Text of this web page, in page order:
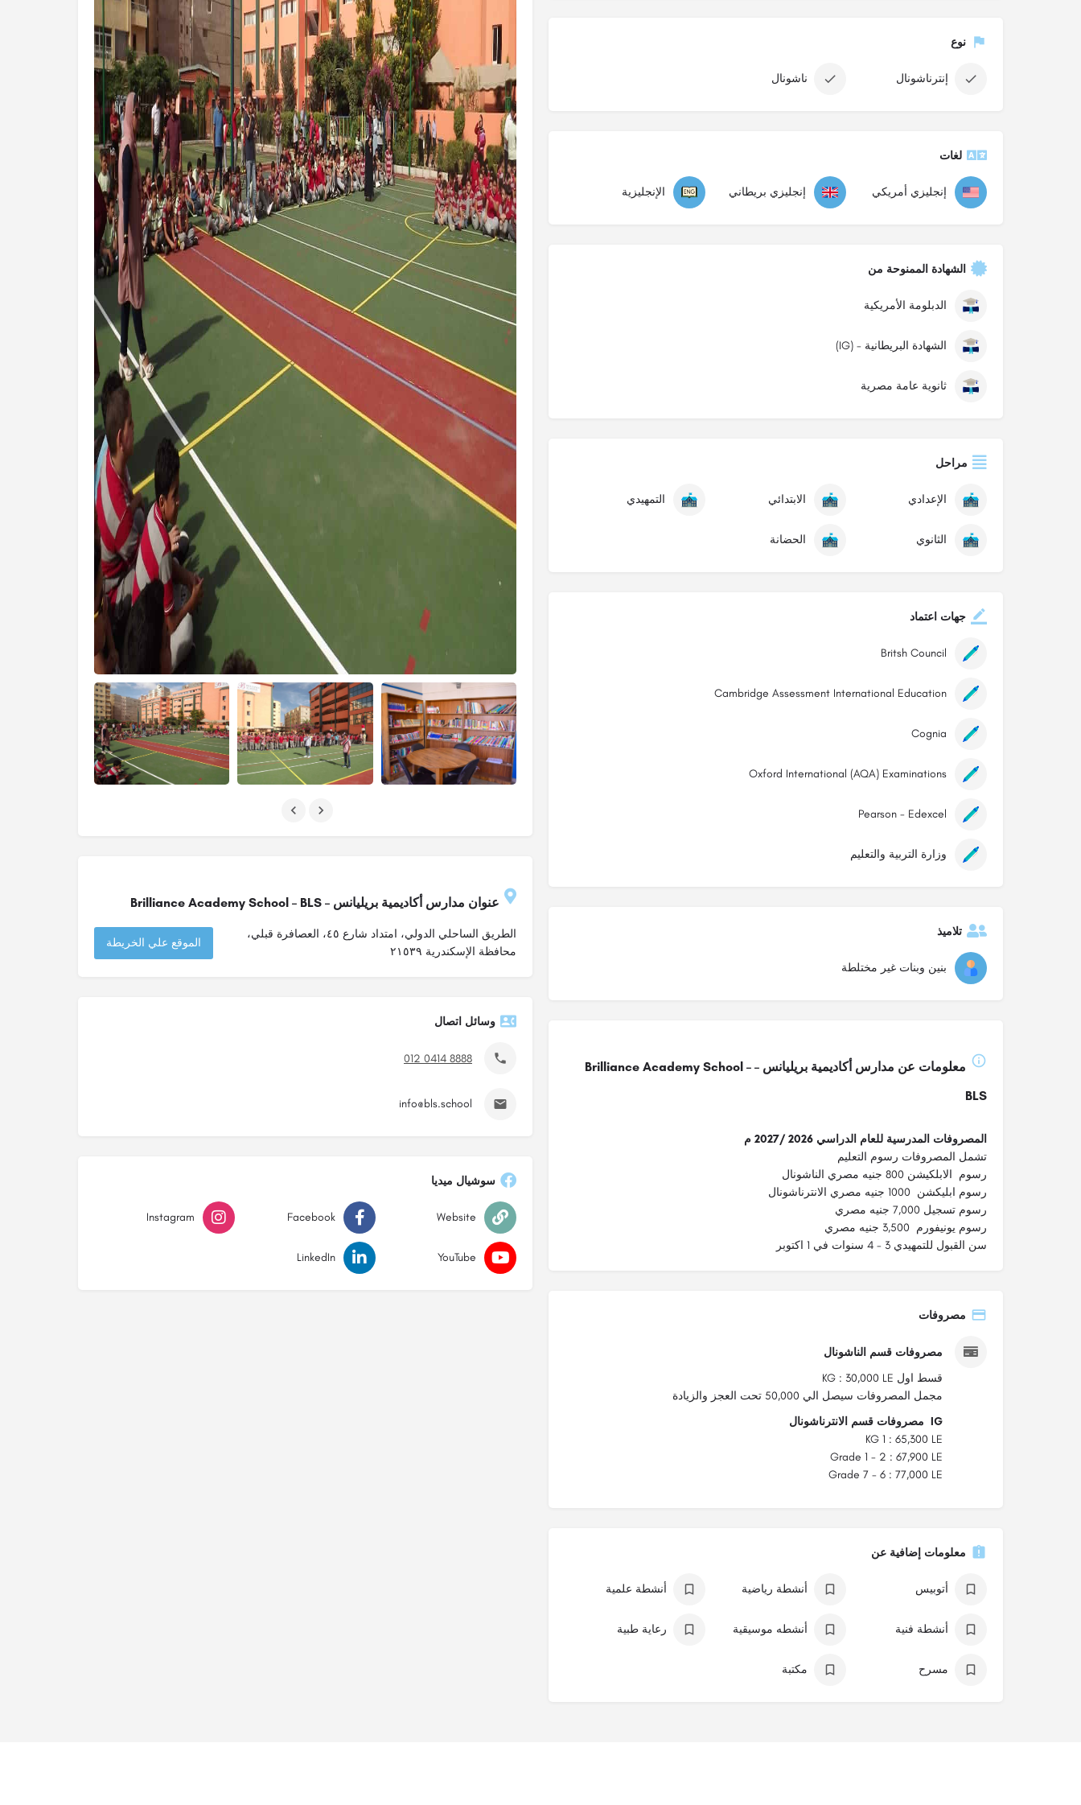
نوع
إنترناشونال ناشونال
لغات
إنجليزي أمريكي إنجليزي بريطاني الإنجليزية
الشهادة الممنوحة من
الدبلومة الأمريكية
الشهادة البريطانية - (IG)
ثانوية عامة مصرية
مراحل
الإعدادي الابتدائي التمهيدي
الثانوي الحضانة
جهات اعتماد
Britsh Council
Cambridge Assessment International Education
Cognia
Oxford International (AQA) Examinations
Pearson - Edexcel
وزارة التربية والتعليم
تلاميذ
بنين وبنات غير مختلطة
معلومات عن مدارس أكاديمية بريليانس – Brilliance Academy School –
BLS
المصروفات المدرسية للعام الدراسي 2026 /2027 م
تشمل المصروفات رسوم التعليم
رسوم الابلكيشن 800 جنيه مصري الناشونال
رسوم ابليكشن 1000 جنيه مصري الانترناشونال
رسوم تسجيل 7,000 جنيه مصري
رسوم يونيفورم 3,500 جنيه مصري
سن القبول للتمهيدي 3 - 4 سنوات في 1 اكتوبر
مصروفات
مصروفات قسم الناشونال
KG : 30,000 LE قسط اول
مجمل المصروفات سيصل الي 50,000 تحت العجز والزيادة
مصروفات قسم الانترناشونال IG
KG 1 : 65,300 LE
Grade 1 - 2 : 67,900 LE
Grade 7 - 6 : 77,000 LE
معلومات إضافية عن
أتوبيس أنشطة رياضية أنشطة علمية
أنشطة فنية أنشطه موسيقية رعاية طبية
مسرح مكتبة
عنوان مدارس أكاديمية بريليانس – Brilliance Academy School – BLS
الطريق الساحلي الدولي، امتداد شارع ٤٥، العصافرة قبلي،
محافظة الإسكندرية ٢١٥٣٩
الموقع علي الخريطة
وسائل اتصال
012 0414 8888
info@bls.school
سوشيال ميديا
Website
Facebook
Instagram
YouTube
LinkedIn